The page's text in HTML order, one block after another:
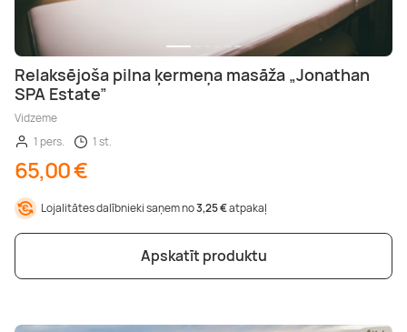
Relaksējoša pilna ķermeņa masāža „Jonathan
SPA Estate”
Vidzeme
1 pers.
1 st.
65,00 €
Lojalitātes dalībnieki saņem no3,25 €atpakaļ
Apskatīt produktu